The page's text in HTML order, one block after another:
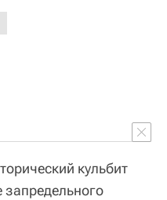
кульбит